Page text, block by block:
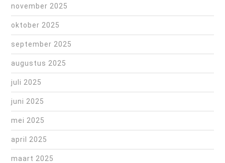
november 2025
oktober 2025
september 2025
augustus 2025
juli 2025
juni 2025
mei 2025
april 2025
maart 2025